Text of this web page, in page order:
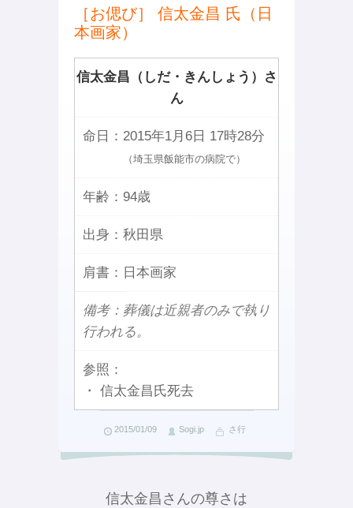
［お偲び］ 信太金昌 氏（日
本画家）
信太金昌（しだ・きんしょう）さ
ん
命日： 2015年1月6日 17時28分
（埼玉県飯能市の病院で）
年齢： 94歳
出身： 秋田県
肩書： 日本画家
備考：葬儀は近親者のみで執り
行われる。
参照：
・ 信太金昌氏死去
2015/01/09 Sogi.jp さ行
信太金昌さんの尊さは